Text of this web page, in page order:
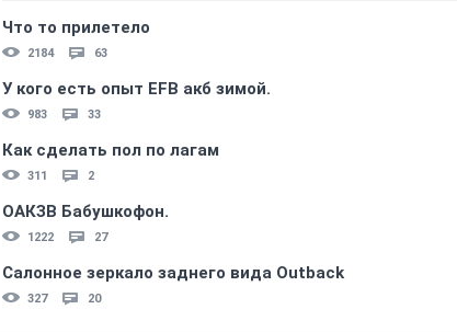
Что то прилетело
2184 63
У кого есть опыт EFB акб зимой.
983 33
Как сделать пол по лагам
311 2
ОАКЗВ Бабушкофон.
1222 27
Салонное зеркало заднего вида Outback
327 20